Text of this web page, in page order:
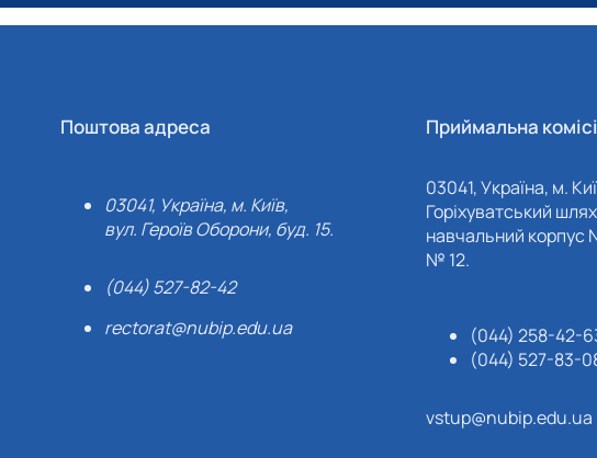
Поштова адреса
03041, Україна, м. Київ,
вул. Героїв Оборони, буд. 15.
(044) 527-82-42
rectorat@nubip.edu.ua
Приймальна
03041, Україна, м.
Горіхуватський
навчальний корпус
№ 12.
(044) 258-42-
(044) 527-83-
vstup@nubip.edu.ua